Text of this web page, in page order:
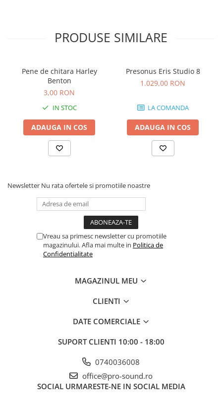
Sintetizatoare
Standuri si stative de monitoare
Subwoofere de studio
Tratament acustic
Lumini si efecte
Accesorii pentru lumini
Comenzi si controllere
Ecrane LED
Masini de fum si ceata
Mixere DMX
Stative si schela lumini
Instrumente cu arcus
Instrumente de percutie
PRODUSE SIMILARE
Pene de chitara Harley
Benton
3,00 RON
IN STOC
ADAUGA IN COS
Presonus Eris Studio 8
1.029,00 RON
LA COMANDA
ADAUGA IN COS
Newsletter Nu rata ofertele si promotiile noastre
Vreau sa primesc newsletter cu promotiile
magazinului. Afla mai multe in Politica de
Confidentialitate
MAGAZINUL MEU
CLIENTI
DATE COMERCIALE
SUPORT CLIENTI 10:00 - 18:00
0740036008
office@pro-sound.ro
SOCIAL URMARESTE-NE IN SOCIAL MEDIA